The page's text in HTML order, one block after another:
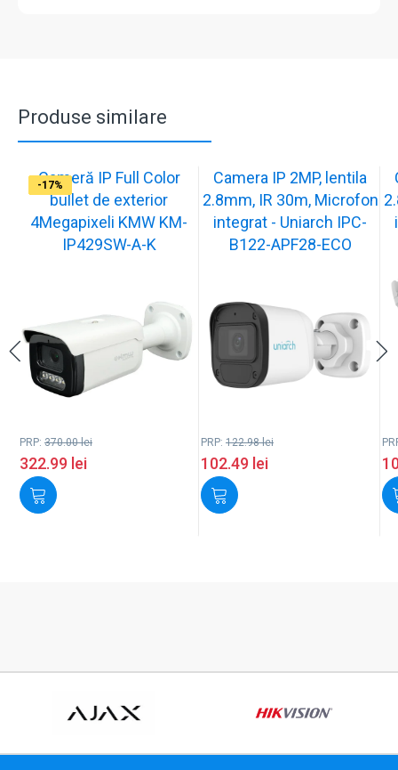
Produse similare
-13%
Cameră IP Full Color
bullet de exterior
4Megapixeli KMW KM-
IP429SW-A-K
PRP: 370.00lei
322.99 lei
-17%
Camera IP 2MP, lentila
2.8mm, IR 30m, Microfon
integrat - Uniarch IPC-
B122-APF28-ECO
PRP: 122.98lei
102.49 lei
-17%
-17%
-17%
-17%
-17%
-17%
-17%
-17%